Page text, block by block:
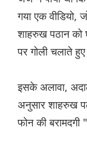
गया एक वीडियो,
शाहरुख पठान
पर गोली चलाते हुए
इसके अलावा,
अनुसार शाहरुख
फोन की